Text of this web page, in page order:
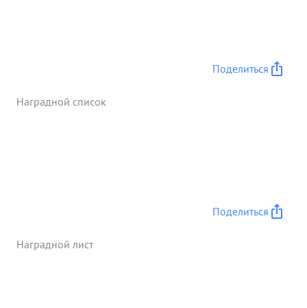
обеспечили в выполнение боевых задании
Поделиться
Наградной список
Поделиться
Наградной лист